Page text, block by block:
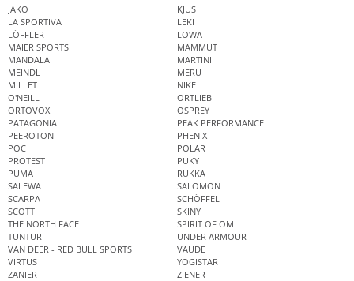
JAKO
KJUS
LA SPORTIVA
LEKI
LÖFFLER
LOWA
MAIER SPORTS
MAMMUT
MANDALA
MARTINI
MEINDL
MERU
MILLET
NIKE
O'NEILL
ORTLIEB
ORTOVOX
OSPREY
PATAGONIA
PEAK PERFORMANCE
PEEROTON
PHENIX
POC
POLAR
PROTEST
PUKY
PUMA
RUKKA
SALEWA
SALOMON
SCARPA
SCHÖFFEL
SCOTT
SKINY
THE NORTH FACE
SPIRIT OF OM
TUNTURI
UNDER ARMOUR
VAN DEER - RED BULL SPORTS
VAUDE
VIRTUS
YOGISTAR
ZANIER
ZIENER